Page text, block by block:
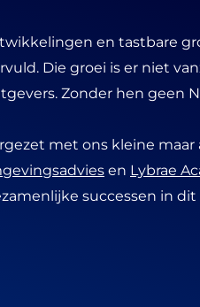
en tastbare
Die groei is er niet
Zonder hen geen
met ons kleine
en Lybrae
successen in dit